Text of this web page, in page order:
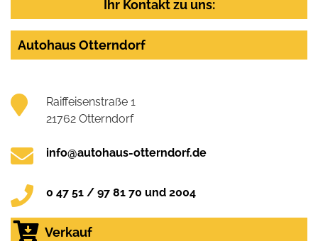
Ihr Kontakt zu uns:
Autohaus Otterndorf
Raiffeisenstraße 1
21762 Otterndorf
info@autohaus-otterndorf.de
0 47 51 / 97 81 70 und 2004
Verkauf